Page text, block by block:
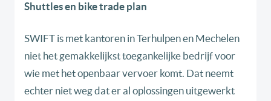
Shuttles en bike trade plan
SWIFT is met kantoren in Terhulpen en Mechelen
niet het gemakkelijkst toegankelijke bedrijf voor
wie met het openbaar vervoer komt. Dat neemt
echter niet weg dat er al oplossingen uitgewerkt